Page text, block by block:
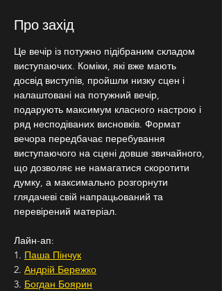
Про захід
Це вечір із потужно підібраним складом
виступаючих. Коміки, які вже мають
досвід виступів, пройшли низку сцен і
налаштовані на потужний вечір,
подарують максимум класного настрою і
ряд несподіваних висновків. Формат
вечора передбачає перебування
виступаючого на сцені довше звичайного,
що дозволяє не намагатися скоротити
думку, а максимально розгорнути
глядачеві свій напрацьований та
перевірений матеріал.
Лайн-ап:
1. Паша Пінчук
2. Андрій Бережко
3. Богдан Боярин